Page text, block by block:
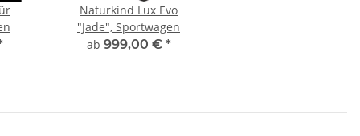
Naturkind Lux Evo
"Jade", Sportwagen
ab 999,00 € *